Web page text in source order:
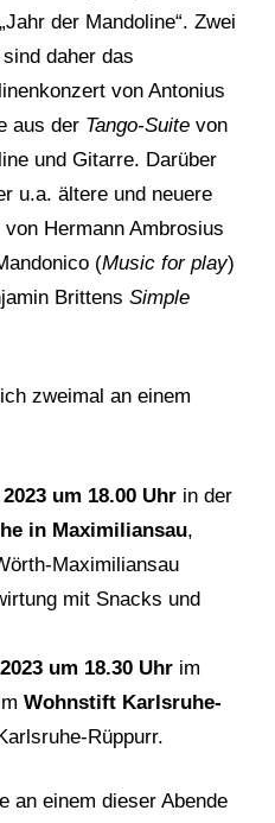
der Mandoline“. Zwei
daher das
von Antonius
aus der Tango-Suite von
und Gitarre. Darüber
u.a. ältere und neuere
Hermann Ambrosius
(Music for play)
BrittensSimple
zweimal an einem
um 18.00 Uhrin der
in Maximiliansau,
Maximiliansau
mit Snacks und
um 18.30 Uhrim
Wohnstift Karlsruhe-
Rüppurr.
an einem dieser Abende